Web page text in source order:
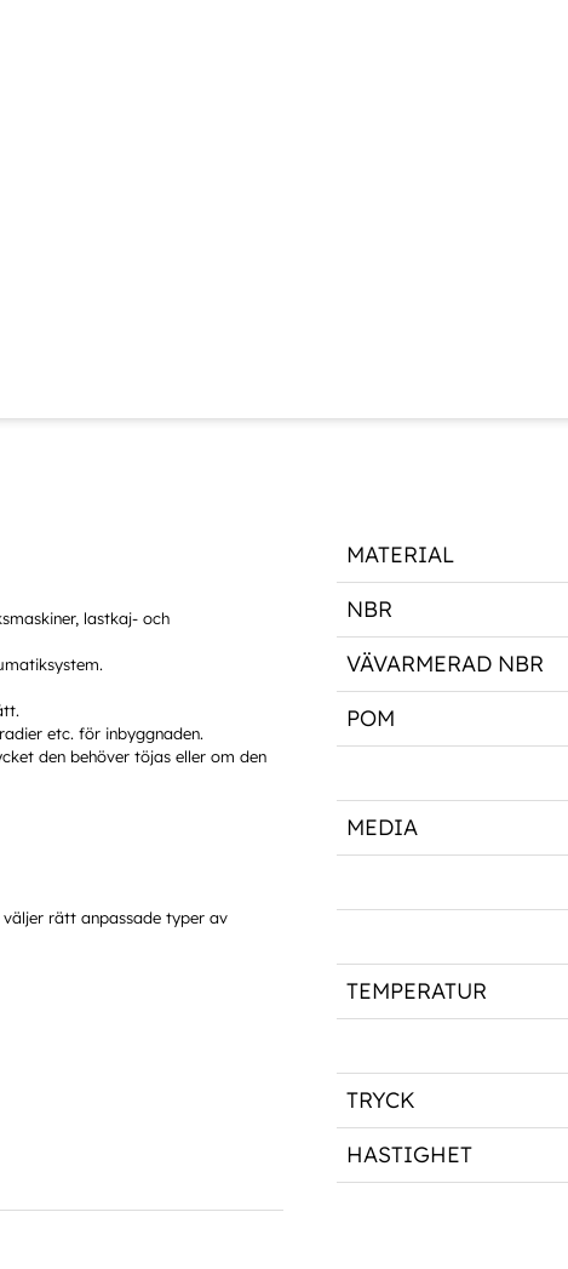
≤0.5 m/sn
lastkaj- och
etc. för inbyggnaden.
den behöver töjas eller om den
rätt anpassade typer av
MATERIAL
NBR
VÄVARMERAD NBR
POM
MEDIA
TEMPERATUR
TRYCK
HASTIGHET